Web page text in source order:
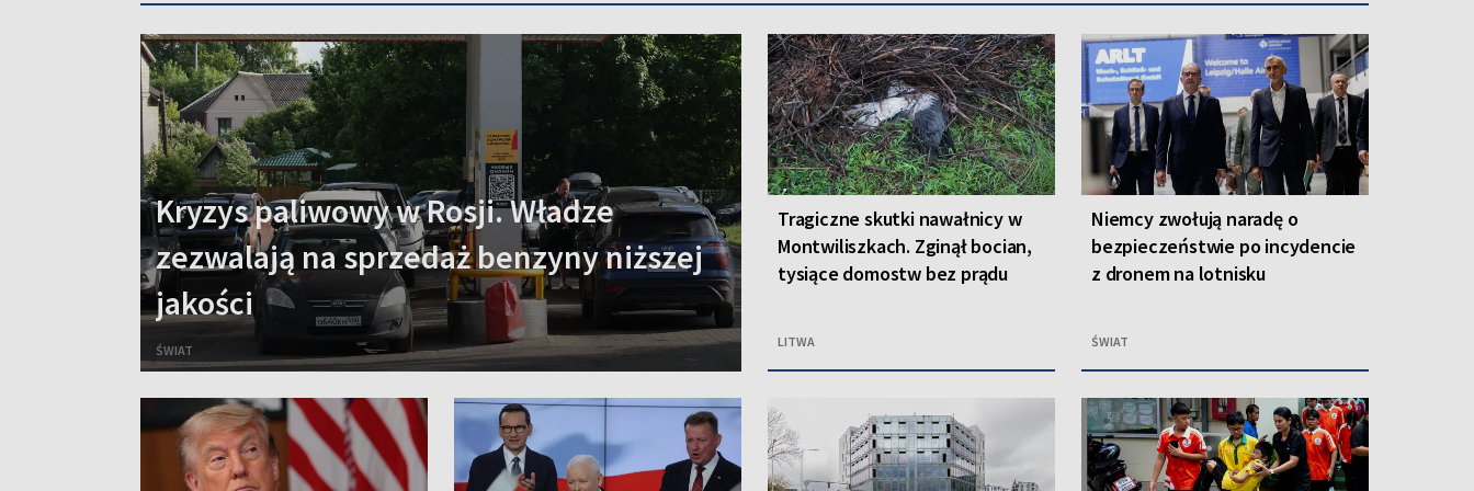
Kryzys paliwowy w Rosji. Władze
zezwalają na sprzedaż benzyny niższej
jakości
ŚWIAT
Tragiczne skutki nawałnicy w
Montwiliszkach. Zginął bocian,
tysiące domostw bez prądu
LITWA
Niemcy zwołują naradę o
bezpieczeństwie po incydencie
z dronem na lotnisku
ŚWIAT